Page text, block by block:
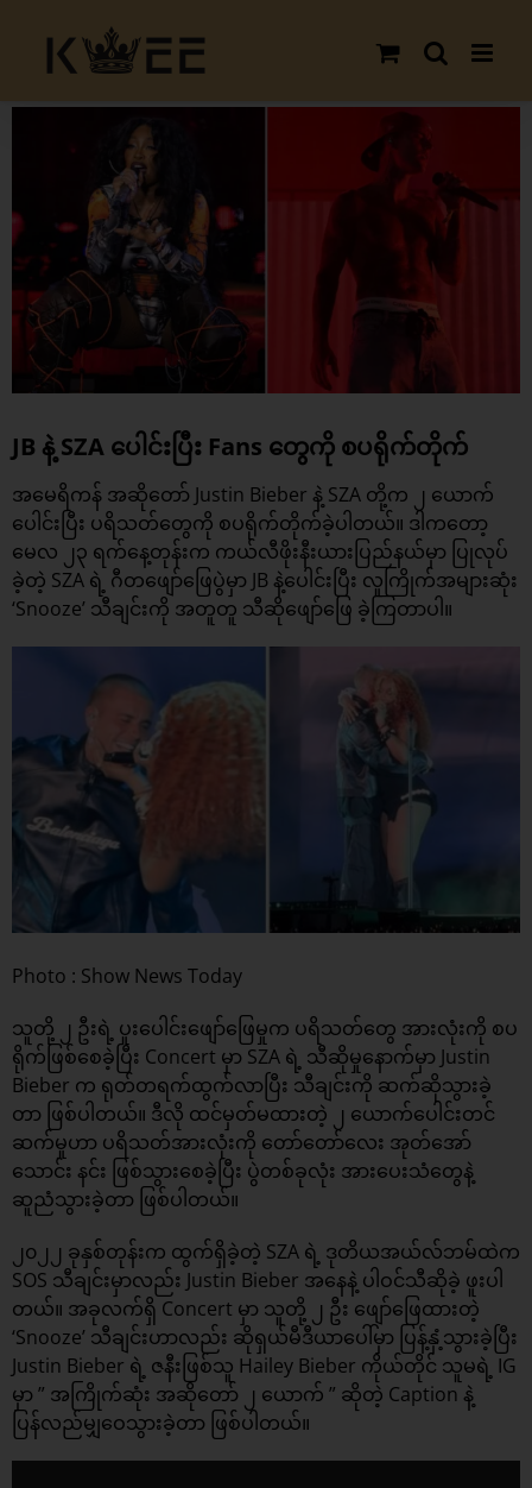
content
JB နဲ့ SZA ပေါင်းပြီး Fans တွေကို စပရိုက်တိုက်
အမေရိကန် အဆိုတော် Justin Bieber နဲ့ SZA တို့က ၂ ယောက်
ပေါင်းပြီး ပရိသတ်တွေကို စပရိုက်တိုက်ခဲ့ပါတယ်။ ဒါကတော့
မေလ ၂၃ ရက်နေ့တုန်းက ကယ်လီဖိုးနီးယားပြည်နယ်မှာ ပြုလုပ်
ခဲ့တဲ့ SZA ရဲ့ ဂီတဖျော်ဖြေပွဲမှာ JB နဲ့ပေါင်းပြီး လူကြိုက်အများဆုံး
‘Snooze’ သီချင်းကို အတူတူ သီဆိုဖျော်ဖြေ ခဲ့ကြတာပါ။
Photo : Show News Today
သူတို့ ၂ ဦးရဲ့ ပူးပေါင်းဖျော်ဖြေမှုက ပရိသတ်တွေ အားလုံးကို စပ
ရိုက်ဖြစ်စေခဲ့ပြီး Concert မှာ SZA ရဲ့ သီဆိုမှုနောက်မှာ Justin
Bieber က ရုတ်တရက်ထွက်လာပြီး သီချင်းကို ဆက်ဆိုသွားခဲ့
တာ ဖြစ်ပါတယ်။ ဒီလို ထင်မှတ်မထားတဲ့ ၂ ယောက်ပေါင်းတင်
ဆက်မှုဟာ ပရိသတ်အားလုံးကို တော်တော်လေး အုတ်အော်
သောင်း နင်း ဖြစ်သွားစေခဲ့ပြီး ပွဲတစ်ခုလုံး အားပေးသံတွေနဲ့
ဆူညံသွားခဲ့တာ ဖြစ်ပါတယ်။
၂၀၂၂ ခုနှစ်တုန်းက ထွက်ရှိခဲ့တဲ့ SZA ရဲ့ ဒုတိယအယ်လ်ဘမ်ထဲက
SOS သီချင်းမှာလည်း Justin Bieber အနေနဲ့ ပါဝင်သီဆိုခဲ့ ဖူးပါ
တယ်။ အခုလက်ရှိ Concert မှာ သူတို့ ၂ ဦး ဖျော်ဖြေထားတဲ့
‘Snooze’ သီချင်းဟာလည်း ဆိုရှယ်မီဒီယာပေါ်မှာ ပြန့်နှံ့သွားခဲ့ပြီး
Justin Bieber ရဲ့ ဇနီးဖြစ်သူ Hailey Bieber ကိုယ်တိုင် သူမရဲ့ IG
မှာ ” အကြိုက်ဆုံး အဆိုတော် ၂ ယောက် ” ဆိုတဲ့ Caption နဲ့
ပြန်လည်မျှဝေသွားခဲ့တာ ဖြစ်ပါတယ်။